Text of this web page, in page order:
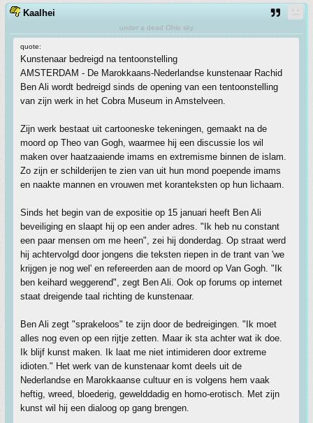
Kaalhei
under a dead Ohio sky
quote:
Kunstenaar bedreigd na tentoonstelling
AMSTERDAM - De Marokkaans-Nederlandse kunstenaar Rachid
Ben Ali wordt bedreigd sinds de opening van een tentoonstelling
van zijn werk in het Cobra Museum in Amstelveen.
Zijn werk bestaat uit cartooneske tekeningen, gemaakt na de
moord op Theo van Gogh, waarmee hij een discussie los wil
maken over haatzaaiende imams en extremisme binnen de islam.
Zo zijn er schilderijen te zien van uit hun mond poepende imams
en naakte mannen en vrouwen met koranteksten op hun lichaam.
Sinds het begin van de expositie op 15 januari heeft Ben Ali
beveiliging en slaapt hij op een ander adres. "Ik heb nu constant
een paar mensen om me heen", zei hij donderdag. Op straat werd
hij achtervolgd door jongens die teksten riepen in de trant van 'we
krijgen je nog wel' en refereerden aan de moord op Van Gogh. "Ik
ben keihard weggerend", zegt Ben Ali. Ook op forums op internet
staat dreigende taal richting de kunstenaar.
Ben Ali zegt "sprakeloos" te zijn door de bedreigingen. "Ik moet
alles nog even op een rijtje zetten. Maar ik sta achter wat ik doe.
Ik blijf kunst maken. Ik laat me niet intimideren door extreme
idioten." Het werk van de kunstenaar komt deels uit de
Nederlandse en Marokkaanse cultuur en is volgens hem vaak
heftig, wreed, bloederig, gewelddadig en homo-erotisch. Met zijn
kunst wil hij een dialoog op gang brengen.